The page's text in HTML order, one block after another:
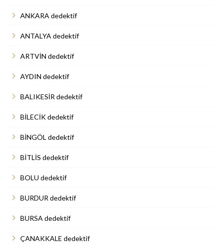
ANKARA dedektif
ANTALYA dedektif
ARTVİN dedektif
AYDIN dedektif
BALIKESİR dedektif
BİLECİK dedektif
BİNGÖL dedektif
BİTLİS dedektif
BOLU dedektif
BURDUR dedektif
BURSA dedektif
ÇANAKKALE dedektif